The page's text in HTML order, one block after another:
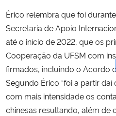
Érico relembra que foi
Secretaria de Apoio
até o início de 2022, que os
Cooperação da UFSM com
firmados, incluindo o Acordo
Segundo Érico “foi a partir
com mais intensidade os
chinesas resultando, além de